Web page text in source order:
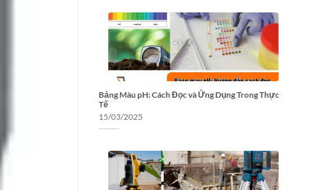
Bảng Màu pH: Cách Đọc và Ứng Dụng Trong Thực
Tế
15/03/2025